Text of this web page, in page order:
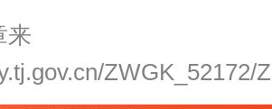
ZWGK_52172/